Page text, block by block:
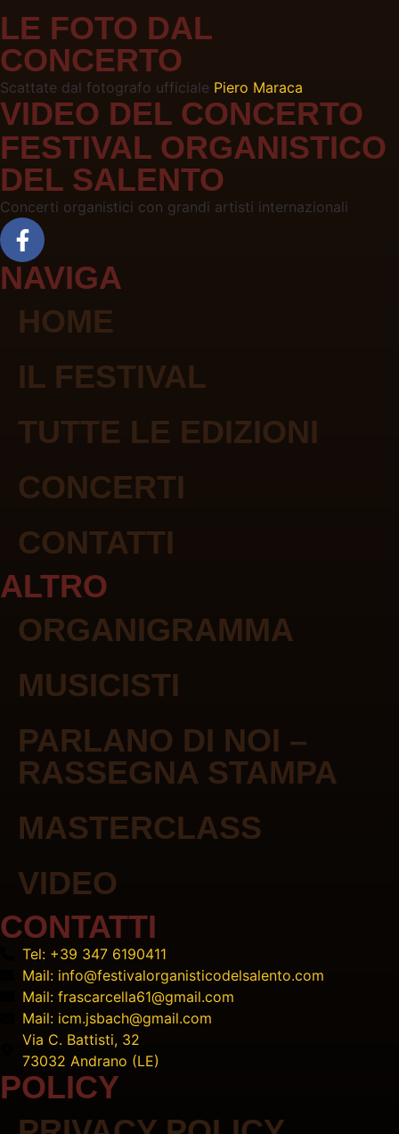
LE FOTO DAL
CONCERTO
Scattate dal fotografo ufficiale Piero Maraca
VIDEO DEL CONCERTO
FESTIVAL ORGANISTICO
DEL SALENTO
Concerti organistici con grandi artisti internazionali
NAVIGA
HOME
IL FESTIVAL
TUTTE LE EDIZIONI
CONCERTI
CONTATTI
ALTRO
ORGANIGRAMMA
MUSICISTI
PARLANO DI NOI –
RASSEGNA STAMPA
MASTERCLASS
VIDEO
CONTATTI
Tel: +39 347 6190411
Mail: info@festivalorganisticodelsalento.com
Mail: frascarcella61@gmail.com
Mail: icm.jsbach@gmail.com
Via C. Battisti, 32
73032 Andrano (LE)
POLICY